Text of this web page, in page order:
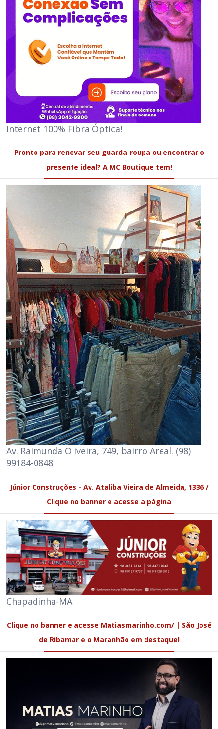
Internet 100% Fibra Óptica!
Pronto para renovar seu guarda-roupa ou encontrar o
presente ideal? A MC Boutique tem!
Av. Raimunda Oliveira, 749, bairro Areal. (98)
99184-0848
Júnior Construções - Av. Ataliba Vieira de Almeida, 1336 /
Clique no banner e acesse a página
Chapadinha-MA
Clique no banner e acesse Matiasmarinho.com/ | São José
de Ribamar e o Maranhão em destaque!